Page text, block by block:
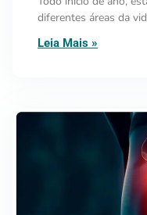
diferentes áreas da
Leia Mais »